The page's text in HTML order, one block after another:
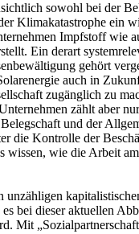
sowohl bei der
Klimakatastrophe ein
Impfstoff wie
Ein derart
gehört
auch in
zugänglich zu
zählt aber
und der
die Kontrolle der
wissen, wie die Arbeit
unzähligen
es bei dieser aktuellen
Mit